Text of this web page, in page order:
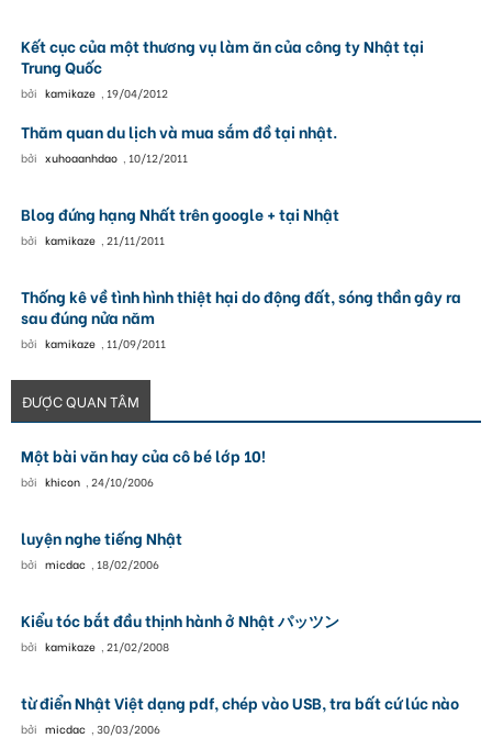
Kết cục của một thương vụ làm ăn của công ty Nhật tại
Trung Quốc
bởi kamikaze , 19/04/2012
Thăm quan du lịch và mua sắm đồ tại nhật.
bởi xuhoaanhdao , 10/12/2011
Blog đứng hạng Nhất trên google + tại Nhật
bởi kamikaze , 21/11/2011
Thống kê về tình hình thiệt hại do động đất, sóng thần gây ra
sau đúng nửa năm
bởi kamikaze , 11/09/2011
ĐƯỢC QUAN TÂM
Một bài văn hay của cô bé lớp 10!
bởi khicon , 24/10/2006
luyện nghe tiếng Nhật
bởi micdac , 18/02/2006
Kiểu tóc bắt đầu thịnh hành ở Nhật パッツン
bởi kamikaze , 21/02/2008
từ điển Nhật Việt dạng pdf, chép vào USB, tra bất cứ lúc nào
bởi micdac , 30/03/2006